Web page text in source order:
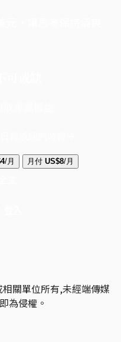
/月 月付 US$8/月
相關單位所有,未經端傳媒
為侵權。